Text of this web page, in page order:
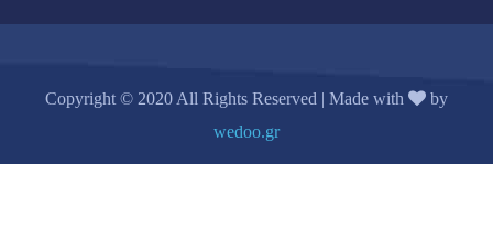
Copyright © 2020 All Rights Reserved | Made with
by
wedoo.gr